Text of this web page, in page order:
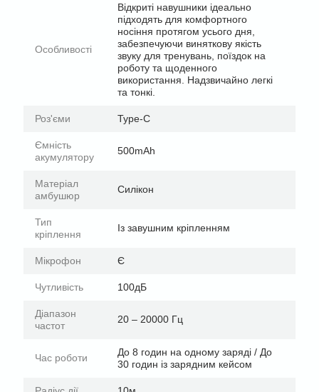
Особливості
Відкриті навушники ідеально
підходять для комфортного
носіння протягом усього дня,
забезпечуючи виняткову якість
звуку для тренувань, поїздок на
роботу та щоденного
використання. Надзвичайно легкі
та тонкі.
Роз'єми Type-C
Ємність
акумулятору
500mAh
Матеріал
амбушюр
Силікон
Тип
кріплення
Із завушним кріпленням
Мікрофон Є
Чутливість 100дБ
Діапазон
частот
20 – 20000 Гц
Час роботи
До 8 годин на одному заряді / До
30 годин із зарядним кейсом